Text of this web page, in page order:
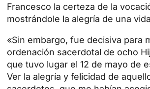
Francesco la certeza de la
mostrándole la alegría de una
«Sin embargo, fue decisiva para
ordenación sacerdotal de ocho
que tuvo lugar el 12 de mayo de
Ver la alegría y felicidad de